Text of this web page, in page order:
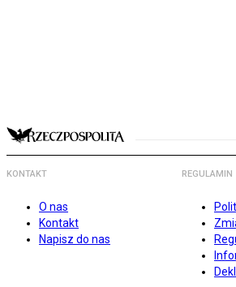
KONTAKT
O nas
Kontakt
Napisz do nas
REGULAMIN